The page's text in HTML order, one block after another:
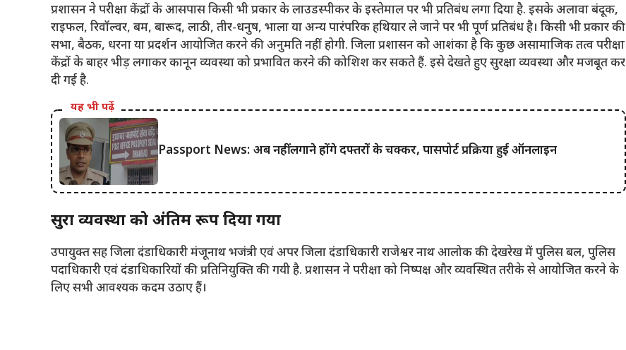
प्रशासन ने परीक्षा केंद्रों के आसपास किसी भी प्रकार के लाउडस्पीकर के इस्तेमाल पर भी प्रतिबंध लगा दिया है. इसके अलावा बंदूक,
राइफल, रिवॉल्वर, बम, बारूद, लाठी, तीर-धनुष, भाला या अन्य पारंपरिक हथियार ले जाने पर भी पूर्ण प्रतिबंध है। किसी भी प्रकार की
सभा, बैठक, धरना या प्रदर्शन आयोजित करने की अनुमति नहीं होगी. जिला प्रशासन को आशंका है कि कुछ असामाजिक तत्व परीक्षा
केंद्रों के बाहर भीड़ लगाकर कानून व्यवस्था को प्रभावित करने की कोशिश कर सकते हैं. इसे देखते हुए सुरक्षा व्यवस्था और मजबूत कर
दी गई है.
यह भी पढ़ें
Passport News: अब नहीं लगाने होंगे दफ्तरों के चक्कर, पासपोर्ट प्रक्रिया हुई ऑनलाइन
सुरक्षा व्यवस्था को अंतिम रूप दिया गया
उपायुक्त सह जिला दंडाधिकारी मंजूनाथ भजंत्री एवं अपर जिला दंडाधिकारी राजेश्वर नाथ आलोक की देखरेख में पुलिस बल, पुलिस
पदाधिकारी एवं दंडाधिकारियों की प्रतिनियुक्ति की गयी है. प्रशासन ने परीक्षा को निष्पक्ष और व्यवस्थित तरीके से आयोजित करने के
लिए सभी आवश्यक कदम उठाए हैं।